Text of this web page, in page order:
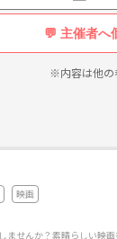
💬 主催者へ
※内容は他の
映画